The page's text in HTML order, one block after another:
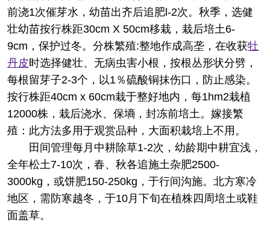
前浇1次催芽水，幼苗出齐后追肥l-2次。秋季，选健
壮幼苗按行株距30cm X 50cm移栽，栽后培土6-
9cm，保护过冬。分株繁殖:整地作成高垄，在收获牡
丹皮时选择健壮、无病虫害小根，按根丛形状分劈，
每根留芽子2-3个，以1％硫酸铜抹伤口，防止感染。
按行株距40cm x 60cm栽于整好地内，每1hm2栽植
12000株，栽后浇水、保墒，封冻前培土。嫁接繁
殖：此方法多用于观赏品种，大面积栽培上不用。
田间管理每月中耕除草1-2次，幼龄期中耕宜浅，
全年松土7-10次，春、秋各追施土杂肥2500-
3000kg，或饼肥150-250kg，于行间沟施。北方寒冷
地区，需防寒越冬，于10月下旬在植株四周培土或鞋
面盖草。